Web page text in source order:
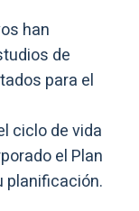
han
de
para el
ciclo de vida
el Plan
planificación.